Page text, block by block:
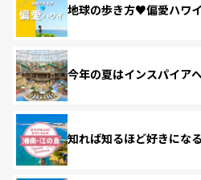
地球の歩き方♥偏愛ハワイ
今年の夏はインスパイア
知れば知るほど好きにな